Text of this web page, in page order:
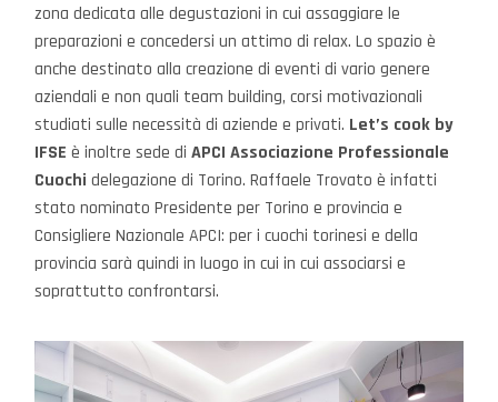
zona dedicata alle degustazioni in cui assaggiare le
preparazioni e concedersi un attimo di relax. Lo spazio è
anche destinato alla creazione di eventi di vario genere
aziendali e non quali team building, corsi motivazionali
studiati sulle necessità di aziende e privati. Let’s cook by
IFSE è inoltre sede di APCI Associazione Professionale
Cuochi delegazione di Torino. Raffaele Trovato è infatti
stato nominato Presidente per Torino e provincia e
Consigliere Nazionale APCI: per i cuochi torinesi e della
provincia sarà quindi in luogo in cui in cui associarsi e
soprattutto confrontarsi.